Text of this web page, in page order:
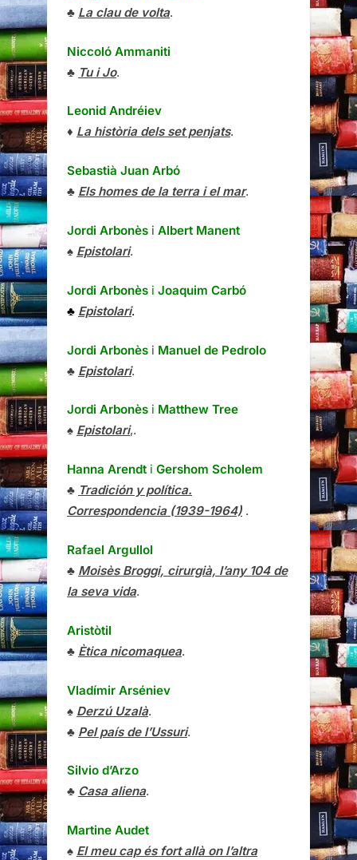
♣ La clau de volta.
Niccoló Ammaniti
♣ Tu i Jo.
Leonid Andréiev
♦ La història dels set penjats.
Sebastià Juan Arbó
♣ Els homes de la terra i el mar.
Jordi Arbonès i Albert Manent
♠ Epistolari.
Jordi Arbonès i Joaquim Carbó
♣ Epistolari.
Jordi Arbonès i Manuel de Pedrolo
♣ Epistolari.
Jordi Arbonès i Matthew Tree
♠ Epistolari,.
Hanna Arendt i Gershom Scholem
♣ Tradición y política.
Correspondencia (1939-1964) .
Rafael Argullol
♣ Moisès Broggi, cirurgià, l’any 104 de
la seva vida.
Aristòtil
♣ Ètica nicomaquea.
Vladímir Arséniev
♠ Derzú Uzalà.
♣ Pel país de l’Ussuri.
Silvio d’Arzo
♣ Casa aliena.
Martine Audet
♠ El meu cap és fort allà on l’altra